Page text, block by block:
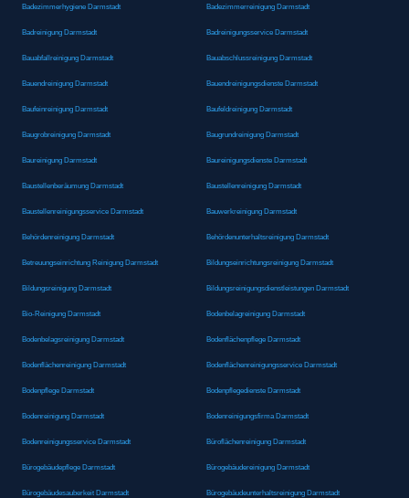
Badezimmerhygiene Darmstadt Badezimmerreinigung Darmstadt
Badreinigung Darmstadt Badreinigungsservice Darmstadt
Bauabfallreinigung Darmstadt Bauabschlussreinigung Darmstadt
Bauendreinigung Darmstadt Bauendreinigungsdienste Darmstadt
Baufeinreinigung Darmstadt Baufeldreinigung Darmstadt
Baugrobreinigung Darmstadt Baugrundreinigung Darmstadt
Baureinigung Darmstadt Baureinigungsdienste Darmstadt
Baustellenberäumung Darmstadt Baustellenreinigung Darmstadt
Baustellenreinigungsservice Darmstadt Bauwerkreinigung Darmstadt
Behördenreinigung Darmstadt Behördenunterhaltsreinigung Darmstadt
Betreuungseinrichtung Reinigung Darmstadt Bildungseinrichtungsreinigung Darmstadt
Bildungsreinigung Darmstadt Bildungsreinigungsdienstleistungen Darmstadt
Bio-Reinigung Darmstadt Bodenbelagreinigung Darmstadt
Bodenbelagsreinigung Darmstadt Bodenflächenpflege Darmstadt
Bodenflächenreinigung Darmstadt Bodenflächenreinigungsservice Darmstadt
Bodenpflege Darmstadt Bodenpflegedienste Darmstadt
Bodenreinigung Darmstadt Bodenreinigungsfirma Darmstadt
Bodenreinigungsservice Darmstadt Büroflächenreinigung Darmstadt
Bürogebäudepflege Darmstadt Bürogebäudereinigung Darmstadt
Bürogebäudesauberkeit Darmstadt Bürogebäudeunterhaltsreinigung Darmstadt